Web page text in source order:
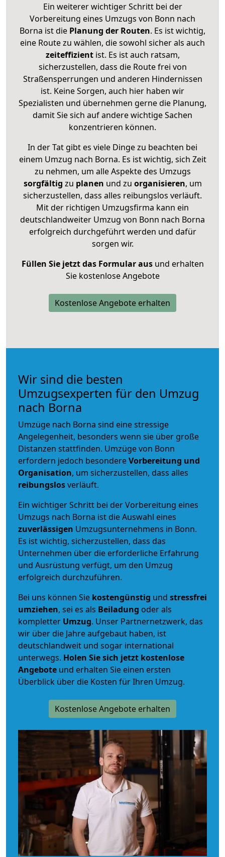
Ein weiterer wichtiger Schritt bei der
Vorbereitung eines Umzugs von Bonn nach
Borna ist die Planung der Routen. Es ist wichtig,
eine Route zu wählen, die sowohl sicher als auch
zeiteffizientist. Es ist auch ratsam,
sicherzustellen, dass die Route frei von
Straßensperrungen und anderen Hindernissen
ist. Keine Sorgen, auch hier haben wir
Spezialisten und übernehmen gerne die Planung,
damit Sie sich auf andere wichtige Sachen
konzentrieren können.
In der Tat gibt es viele Dinge zu beachten bei
einem Umzug nach Borna. Es ist wichtig, sich Zeit
zu nehmen, um alle Aspekte des Umzugs
sorgfältig zu planen und zu organisieren, um
sicherzustellen, dass alles reibungslos verläuft.
Mit der richtigen Umzugsfirma kann ein
deutschlandweiter Umzug von Bonn nach Borna
erfolgreich durchgeführt werden und dafür
sorgen wir.
Füllen Sie jetzt das Formular ausund erhalten
Sie kostenlose Angebote
Kostenlose Angebote erhalten
Wir sind die besten
Umzugsexperten für den Umzug
nach Borna
Umzüge nach Borna sind eine stressige
Angelegenheit, besonders wenn sie über große
Distanzen stattfinden. Umzüge von Bonn
erfordern jedoch besondereVorbereitung und
Organisation, um sicherzustellen, dass alles
reibungslosverläuft.
Ein wichtiger Schritt bei der Vorbereitung eines
Umzugs nach Borna ist die Auswahl eines
zuverlässigen Umzugsunternehmens in Bonn.
Es ist wichtig, sicherzustellen, dass das
Unternehmen über die erforderliche Erfahrung
und Ausrüstung verfügt, um den Umzug
erfolgreich durchzuführen.
Bei uns können Sie kostengünstig und stressfrei
umziehen, sei es als Beiladung oder als
kompletter Umzug. Unser Partnernetzwerk, das
wir über die Jahre aufgebaut haben, ist
deutschlandweit und sogar international
unterwegs. Holen Sie sich jetzt kostenlose
Angebote und erhalten Sie einen ersten
Überblick über die Kosten für Ihren Umzug.
Kostenlose Angebote erhalten